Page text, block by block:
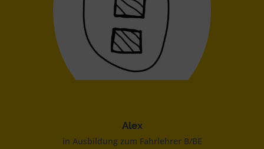
Alex
in Ausbildung zum Fahrlehrer B/BE